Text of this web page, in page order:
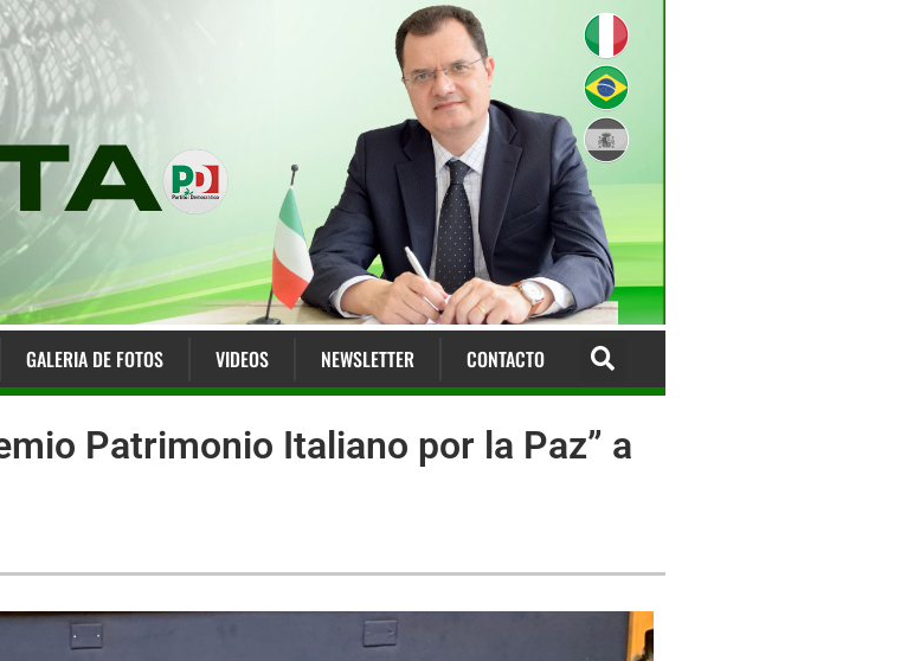
GALERIA DE FOTOS VIDEOS NEWSLETTER CONTACTO
Patrimonio Italiano por la Paz” a